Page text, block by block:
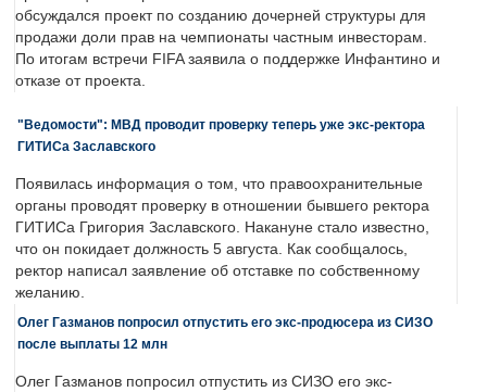
обсуждался проект по созданию дочерней структуры для
продажи доли прав на чемпионаты частным инвесторам.
По итогам встречи FIFA заявила о поддержке Инфантино и
отказе от проекта.
"Ведомости": МВД проводит проверку теперь уже экс-ректора
ГИТИСа Заславского
Появилась информация о том, что правоохранительные
органы проводят проверку в отношении бывшего ректора
ГИТИСа Григория Заславского. Накануне стало известно,
что он покидает должность 5 августа. Как сообщалось,
ректор написал заявление об отставке по собственному
желанию.
Олег Газманов попросил отпустить его экс-продюсера из СИЗО
после выплаты 12 млн
Олег Газманов попросил отпустить из СИЗО его экс-